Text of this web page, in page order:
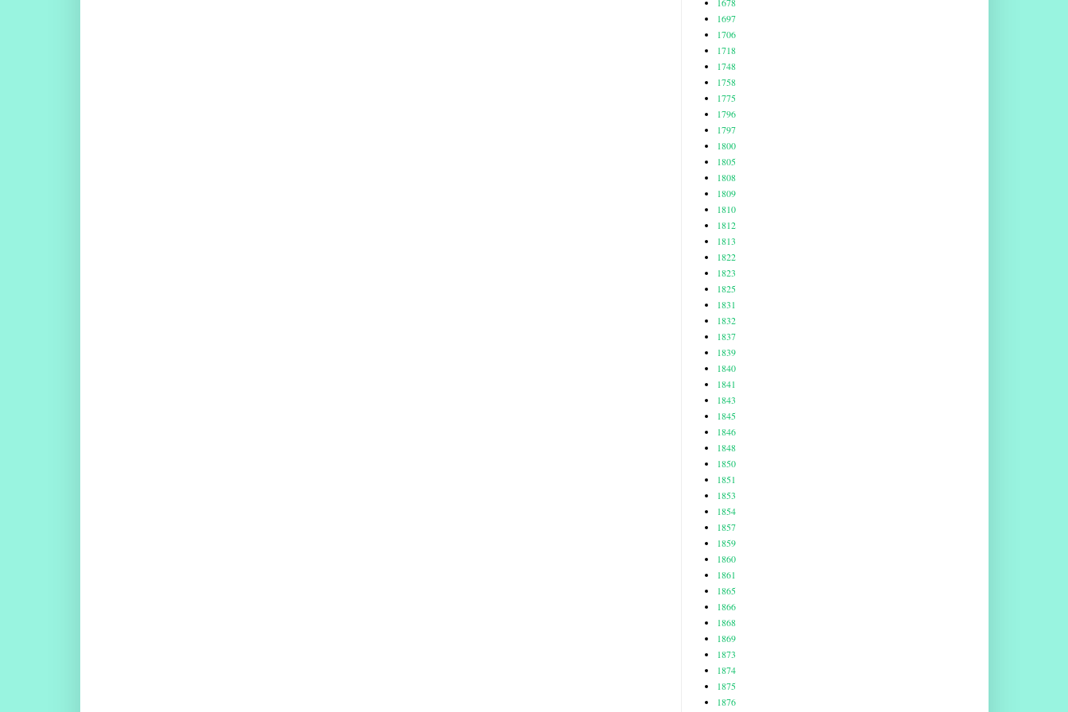
1697
1706
1718
1748
1758
1775
1796
1797
1800
1805
1808
1809
1810
1812
1813
1822
1823
1825
1831
1832
1837
1839
1840
1841
1843
1845
1846
1848
1850
1851
1853
1854
1857
1859
1860
1861
1865
1866
1868
1869
1873
1874
1875
1876